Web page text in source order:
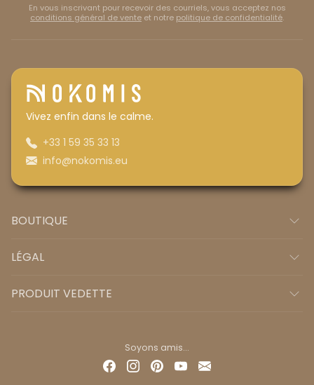
En vous inscrivant pour recevoir des courriels, vous acceptez nos
conditions général de vente et notre politique de confidentialité.
Vivez enfin dans le calme.
+33 1 59 35 33 13
info@nokomis.eu
BOUTIQUE
LÉGAL
PRODUIT VEDETTE
Soyons amis...